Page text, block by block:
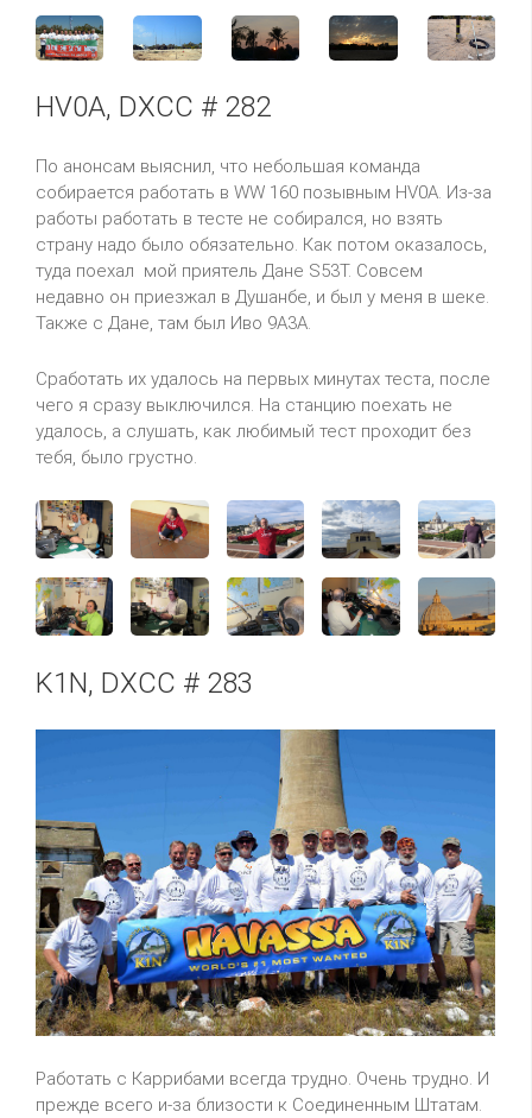
HV0A, DXCC # 282
По анонсам выяснил, что небольшая команда
собирается работать в WW 160 позывным HV0A. Из-за
работы работать в тесте не собирался, но взять
страну надо было обязательно. Как потом оказалось,
туда поехал мой приятель Дане S53T. Совсем
недавно он приезжал в Душанбе, и был у меня в шеке.
Также с Дане, там был Иво 9A3A.
Сработать их удалось на первых минутах теста, после
чего я сразу выключился. На станцию поехать не
удалось, а слушать, как любимый тест проходит без
тебя, было грустно.
K1N, DXCC # 283
Работать с Каррибами всегда трудно. Очень трудно. И
прежде всего и-за близости к Соединенным Штатам.